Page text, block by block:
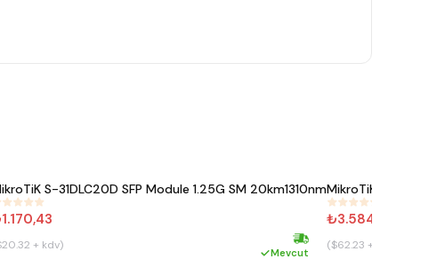
189 S-31DLC20D SFP Module 1.25G SM 20km1310nm
+ kdv) Hızlı kargo
Mevcut
#190
MikroTiK S-
₺3.584,45
($62.23 + kdv)